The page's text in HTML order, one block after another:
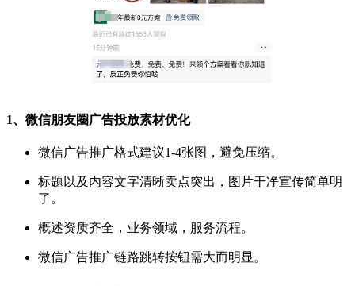
1、 微信朋友圈广告投放素材优化
微信广告推广格式建议1-4张图，避免压缩。
标题以及内容文字清晰卖点突出，图片干净宣传简单明
了。
概述资质齐全，业务领域，服务流程。
微信广告推广链路跳转按钮需大而明显。